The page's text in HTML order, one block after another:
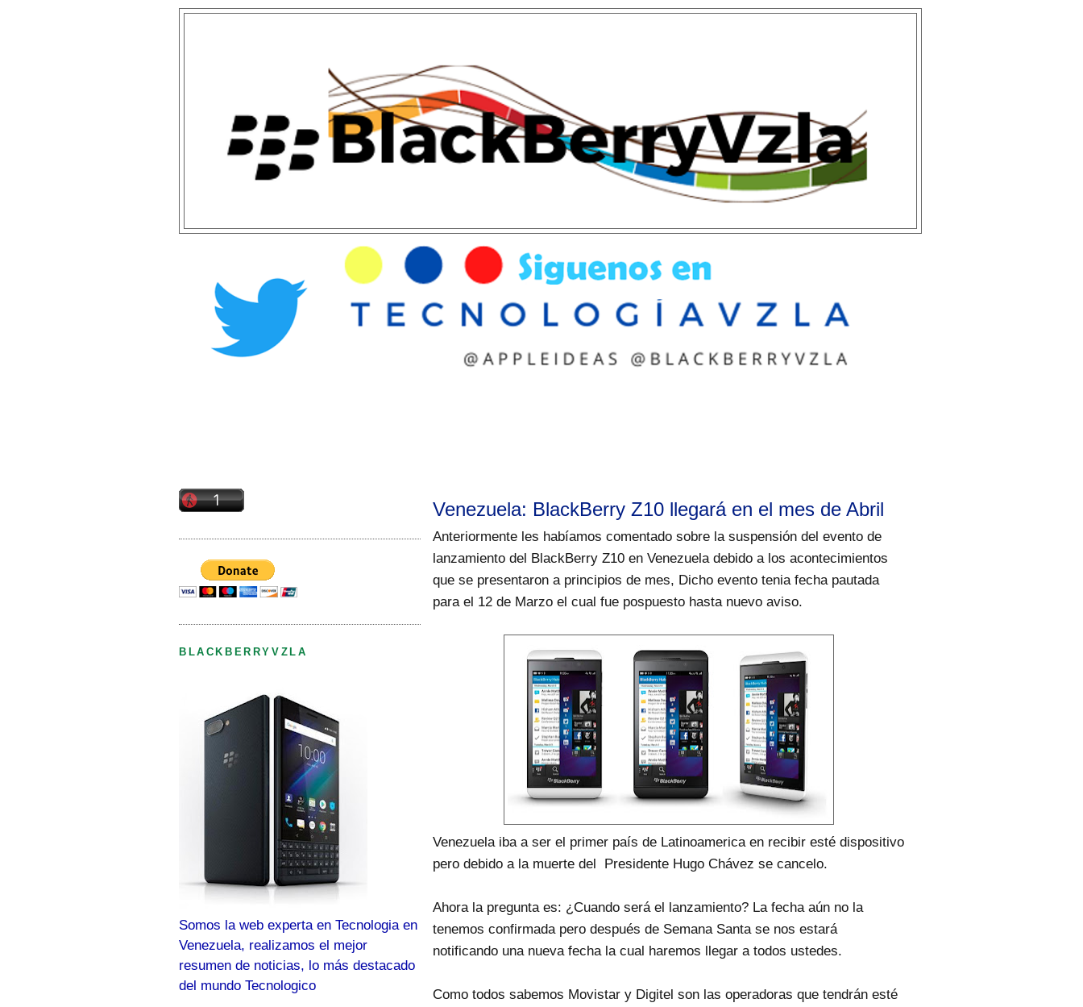
Venezuela: BlackBerry Z10 llegará en el mes de Abril
Anteriormente les habíamos comentado sobre la suspensión del evento de
lanzamiento del BlackBerry Z10 en Venezuela debido a los acontecimientos
que se presentaron a principios de mes, Dicho evento tenia fecha pautada
para el 12 de Marzo el cual fue pospuesto hasta nuevo aviso.
Venezuela iba a ser el primer país de Latinoamerica en recibir esté dispositivo
pero debido a la muerte del Presidente Hugo Chávez se cancelo.
Ahora la pregunta es: ¿Cuando será el lanzamiento? La fecha aún no la
tenemos confirmada pero después de Semana Santa se nos estará
notificando una nueva fecha la cual haremos llegar a todos ustedes.
Como todos sabemos Movistar y Digitel son las operadoras que tendrán esté
BLACKBERRYVZLA
Somos la web experta en Tecnologia en
Venezuela, realizamos el mejor
resumen de noticias, lo más destacado
del mundo Tecnologico